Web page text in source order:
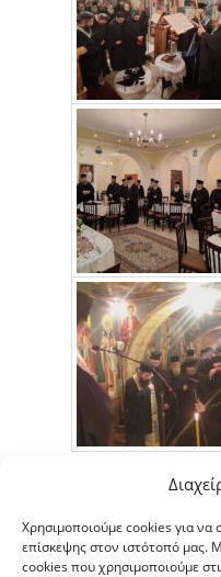
Χρησιμοποιούμε cookies για να
επίσκεψης στον ιστότοπό μας.
cookies που χρησιμοποιούμε
Copyright © 2026 ΙΕΡΑ